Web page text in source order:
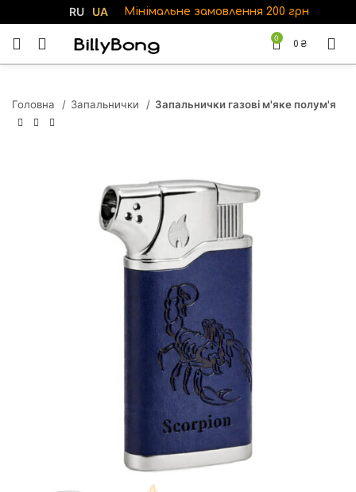
RU UA Мінімальне замовлення 200 грн
0
0 ₴
Головна Запальнички Запальнички газові м'яке полум'я